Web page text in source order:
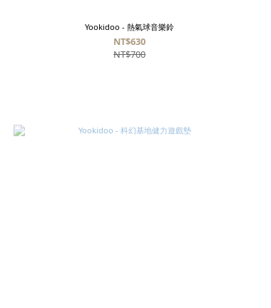
Yookidoo - 熱氣球音樂鈴
NT$630
NT$700